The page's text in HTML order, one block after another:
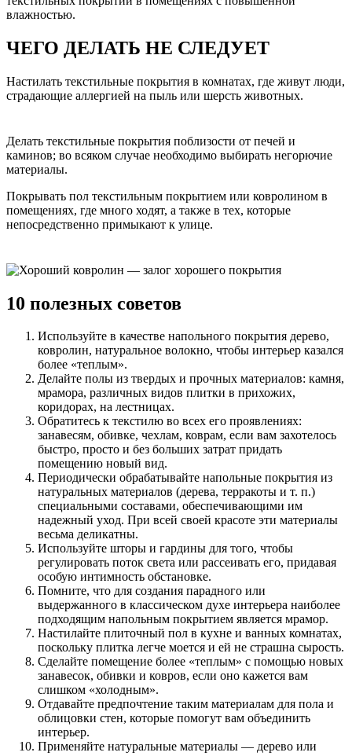
влажностью.
ЧЕГО ДЕЛАТЬ НЕ СЛЕДУЕТ
Настилать текстильные покрытия в комнатах, где живут люди,
страдающие аллергией на пыль или шерсть животных.
Делать текстильные покрытия поблизости от печей и
каминов; во всяком случае необходимо выбирать негорючие
материалы.
Покрывать пол текстильным покрытием или ковролином в
помещениях, где много ходят, а также в тех, которые
непосредственно примыкают к улице.
10 полезных советов
Используйте в качестве напольного покрытия дерево,
ковролин, натуральное волокно, чтобы интерьер казался
более «теплым».
Делайте полы из твердых и прочных материалов: камня,
мрамора, различных видов плитки в прихожих,
коридорах, на лестницах.
Обратитесь к текстилю во всех его проявлениях:
занавесям, обивке, чехлам, коврам, если вам захотелось
быстро, просто и без больших затрат придать
помещению новый вид.
Периодически обрабатывайте напольные покрытия из
натуральных материалов (дерева, терракоты и т. п.)
специальными составами, обеспечивающими им
надежный уход. При всей своей красоте эти материалы
весьма деликатны.
Используйте шторы и гардины для того, чтобы
регулировать поток света или рассеивать его, придавая
особую интимность обстановке.
Помните, что для создания парадного или
выдержанного в классическом духе интерьера наиболее
подходящим напольным покрытием является мрамор.
Настилайте плиточный пол в кухне и ванных комнатах,
поскольку плитка легче моется и ей не страшна сырость.
Сделайте помещение более «теплым» с помощью новых
занавесок, обивки и ковров, если оно кажется вам
слишком «холодным».
Отдавайте предпочтение таким материалам для пола и
облицовки стен, которые помогут вам объединить
интерьер.
Применяйте натуральные материалы — дерево или